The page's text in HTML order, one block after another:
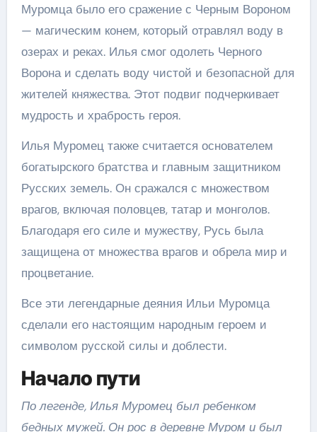
Муромца было его сражение с Черным Вороном
— магическим конем, который отравлял воду в
озерах и реках. Илья смог одолеть Черного
Ворона и сделать воду чистой и безопасной для
жителей княжества. Этот подвиг подчеркивает
мудрость и храбрость героя.
Илья Муромец также считается основателем
богатырского братства и главным защитником
Русских земель. Он сражался с множеством
врагов, включая половцев, татар и монголов.
Благодаря его силе и мужеству, Русь была
защищена от множества врагов и обрела мир и
процветание.
Все эти легендарные деяния Ильи Муромца
сделали его настоящим народным героем и
символом русской силы и доблести.
Начало пути
По легенде, Илья Муромец был ребенком
бедных мужей. Он рос в деревне Муром и был